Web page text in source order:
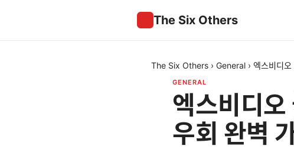
The Six Others
The Six Others › General › 엑스비디
GENERAL
엑스비디
우회 완벽